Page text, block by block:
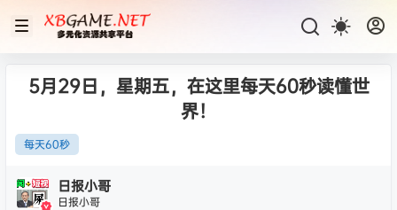
5月29日，星期五，在这里每天60秒读懂世
界！
每天60秒
日报小哥
日报小哥